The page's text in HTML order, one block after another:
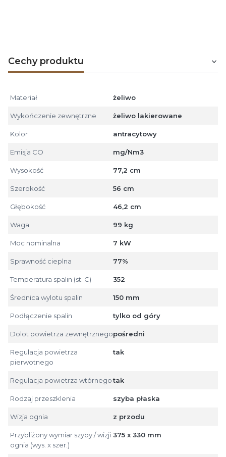
Cechy produktu
Materiał żeliwo
Wykończenie zewnętrzne żeliwo lakierowane
Kolor antracytowy
Emisja CO mg/Nm3
Wysokość 77,2 cm
Szerokość 56 cm
Głębokość 46,2 cm
Waga 99 kg
Moc nominalna 7 kW
Sprawność cieplna 77%
Temperatura spalin (st. C) 352
Średnica wylotu spalin 150 mm
Podłączenie spalin tylko od góry
Dolot powietrza zewnętrznegopośredni
Regulacja powietrza
pierwotnego
tak
Regulacja powietrza wtórnegotak
Rodzaj przeszklenia szyba płaska
Wizja ognia z przodu
Przybliżony wymiar szyby / wizji
ognia (wys. x szer.)
375 x 330 mm